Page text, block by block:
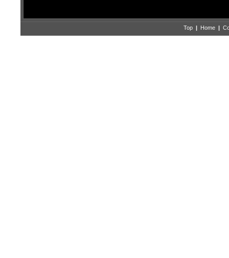
Top | Home |